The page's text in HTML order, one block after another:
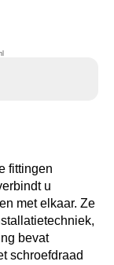
fittingen
u
met elkaar. Ze
bevat
schroefdraad